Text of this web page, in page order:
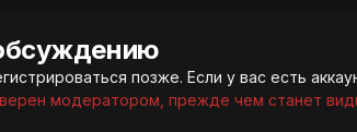
позже. Если у вас есть
модератором, прежде чем станет